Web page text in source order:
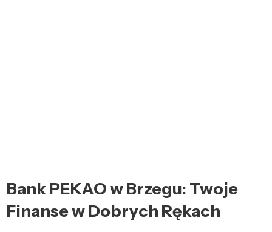
Bank PEKAO w Brzegu: Twoje
Finanse w Dobrych Rękach